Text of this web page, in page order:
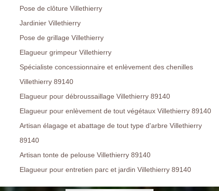
Pose de clôture Villethierry
Jardinier Villethierry
Pose de grillage Villethierry
Elagueur grimpeur Villethierry
Spécialiste concessionnaire et enlèvement des chenilles
Villethierry 89140
Elagueur pour débroussaillage Villethierry 89140
Elagueur pour enlèvement de tout végétaux Villethierry 89140
Artisan élagage et abattage de tout type d'arbre Villethierry
89140
Artisan tonte de pelouse Villethierry 89140
Elagueur pour entretien parc et jardin Villethierry 89140